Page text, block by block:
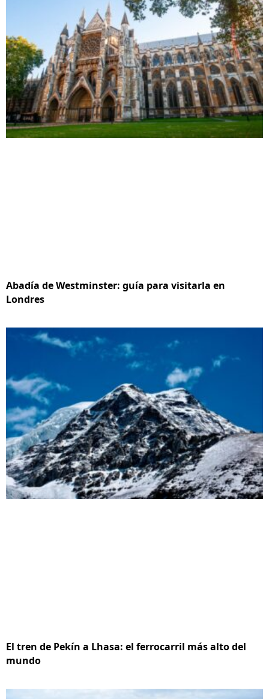
Abadía de Westminster: guía para visitarla en
Londres
El tren de Pekín a Lhasa: el ferrocarril más alto del
mundo